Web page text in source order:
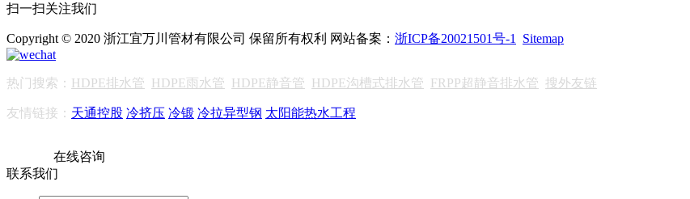
扫一扫关注我们
Copyright © 2020 浙江宜万川管材有限公司 保留所有权利 网站备案： 浙ICP备20021501号-1 Sitemap
热门搜索： HDPE排水管 HDPE雨水管 HDPE静音管 HDPE沟槽式排水管 FRPP超静音排水管 搜外友链
友情链接： 天通控股 冷挤压 冷锻 冷拉异型钢 太阳能热水工程
在线咨询
联系我们